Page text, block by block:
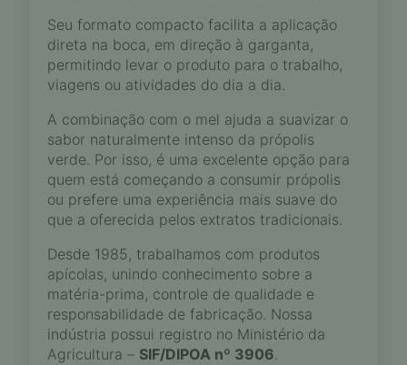
Seu formato compacto facilita a aplicação
direta na boca, em direção à garganta,
permitindo levar o produto para o trabalho,
viagens ou atividades do dia a dia.
A combinação com o mel ajuda a suavizar o
sabor naturalmente intenso da própolis
verde. Por isso, é uma excelente opção para
quem está começando a consumir própolis
ou prefere uma experiência mais suave do
que a oferecida pelos extratos tradicionais.
Desde 1985, trabalhamos com produtos
apícolas, unindo conhecimento sobre a
matéria-prima, controle de qualidade e
responsabilidade de fabricação. Nossa
indústria possui registro no Ministério da
Agricultura – SIF/DIPOA nº 3906.